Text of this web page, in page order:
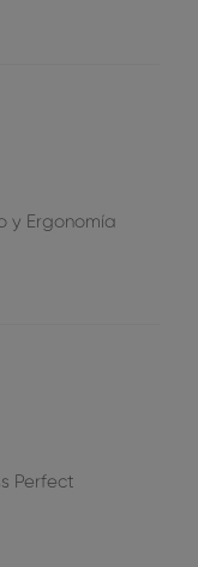
y Ergonomía
Perfect